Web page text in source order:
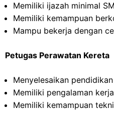
Memiliki ijazah minimal
Memiliki kemampuan
Mampu bekerja dengan
Petugas Perawatan Kereta
Menyelesaikan
Memiliki pengalaman
Memiliki kemampuan